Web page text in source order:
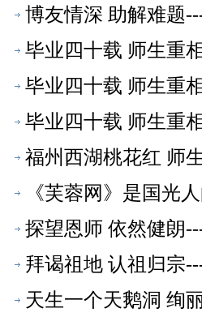
博友情深 助解难题
毕业四十载 师生重
毕业四十载 师生重
毕业四十载 师生重
福州西湖桃花红 师
《芙蓉网》是国光
探望恩师 依然健朗
拜谒祖地 认祖归宗
天生一个天鹅洞 绚